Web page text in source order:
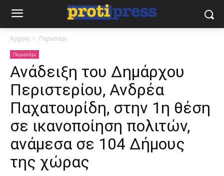
Αρχική Περιστέρι
Περιστέρι
Ανάδειξη του Δημάρχου
Περιστερίου, Ανδρέα
Παχατουρίδη, στην 1η θέση
σε ικανοποίηση πολιτών,
ανάμεσα σε 104 Δήμους
της χώρας